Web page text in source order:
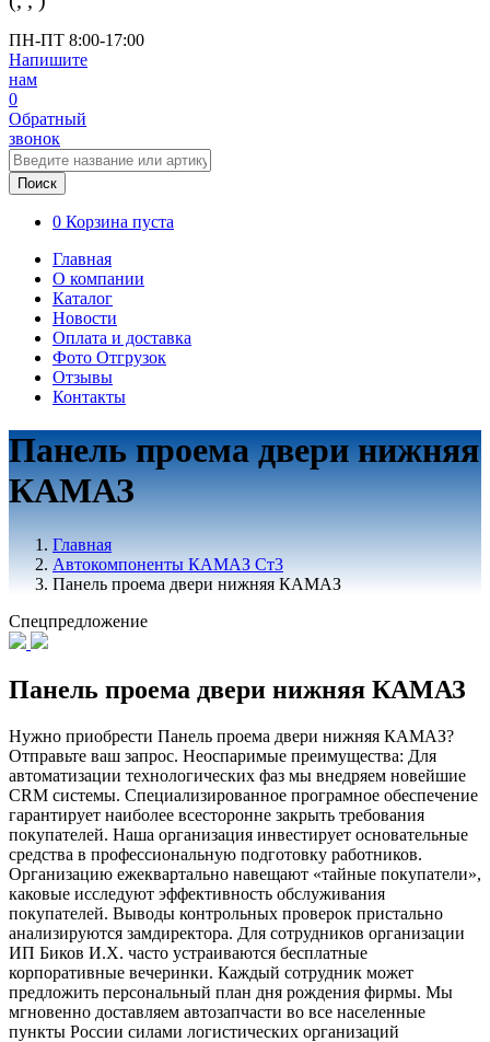
ПН-ПТ 8:00-17:00
Напишите
нам
0
Обратный
звонок
Поиск
0 Корзина пуста
Главная
О компании
Каталог
Новости
Оплата и доставка
Фото Отгрузок
Отзывы
Контакты
Панель проема двери нижняя
КАМАЗ
Главная
Автокомпоненты КАМАЗ Ст3
Панель проема двери нижняя КАМАЗ
Спецпредложение
Панель проема двери нижняя КАМАЗ
Нужно приобрести Панель проема двери нижняя КАМАЗ?
Отправьте ваш запрос. Неоспаримые преимущества: Для
автоматизации технологических фаз мы внедряем новейшие
CRM системы. Специализированное програмное обеспечение
гарантирует наиболее всесторонне закрыть требования
покупателей. Наша организация инвестирует основательные
средства в профессиональную подготовку работников.
Организацию ежеквартально навещают «тайные покупатели»,
каковые исследуют эффективность обслуживания
покупателей. Выводы контрольных проверок пристально
анализируются замдиректора. Для сотрудников организации
ИП Биков И.Х. часто устраиваются бесплатные
корпоративные вечеринки. Каждый сотрудник может
предложить персональный план дня рождения фирмы. Мы
мгновенно доставляем автозапчасти во все населенные
пункты России силами логистических организаций